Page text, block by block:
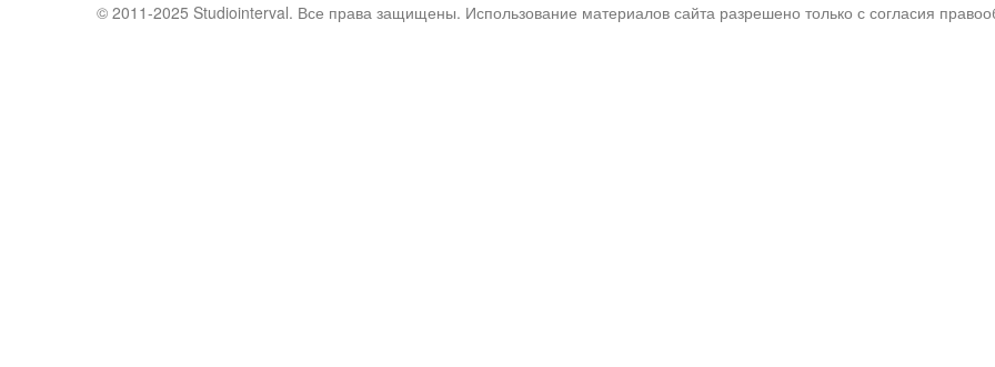
© 2011-2025 Studiointerval. Все права защищены. Использование материалов сайта разрешено только с согласия